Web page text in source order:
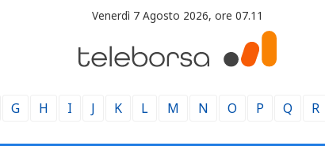
Venerdì 7 Agosto 2026, ore 07.11
G H I J K L M N O P Q R